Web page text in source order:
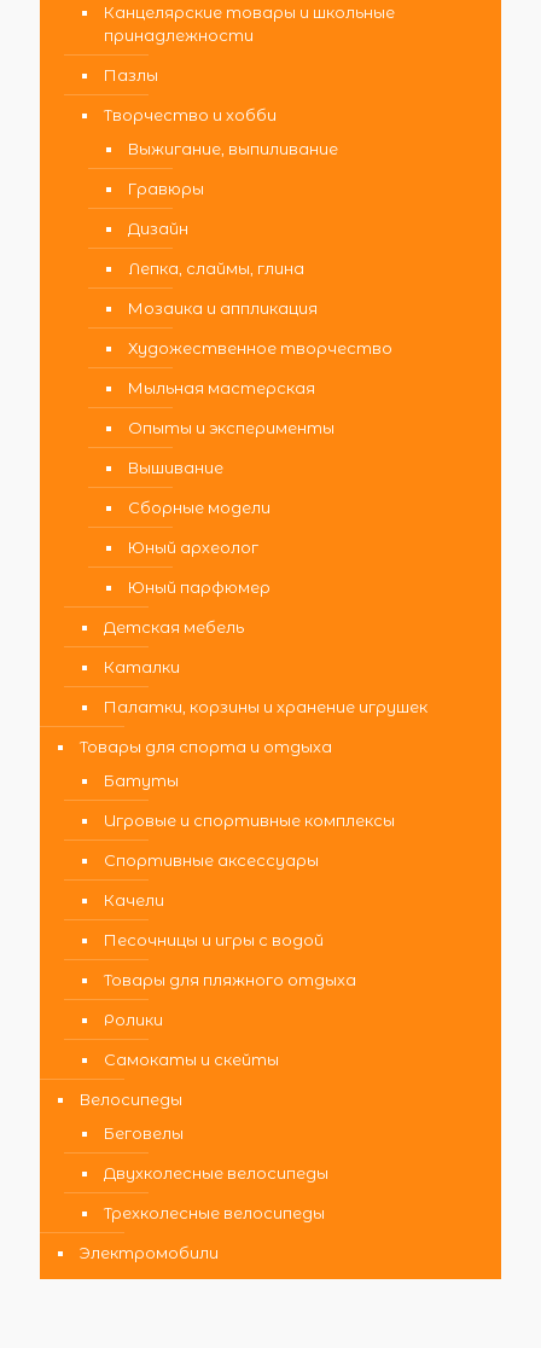
Канцелярские товары и школьные
принадлежности
Пазлы
Творчество и хобби
Выжигание, выпиливание
Гравюры
Дизайн
Лепка, слаймы, глина
Мозаика и аппликация
Художественное творчество
Мыльная мастерская
Опыты и эксперименты
Вышивание
Сборные модели
Юный археолог
Юный парфюмер
Детская мебель
Каталки
Палатки, корзины и хранение игрушек
Товары для спорта и отдыха
Батуты
Игровые и спортивные комплексы
Спортивные аксессуары
Качели
Песочницы и игры с водой
Товары для пляжного отдыха
Ролики
Самокаты и скейты
Велосипеды
Беговелы
Двухколесные велосипеды
Трехколесные велосипеды
Электромобили